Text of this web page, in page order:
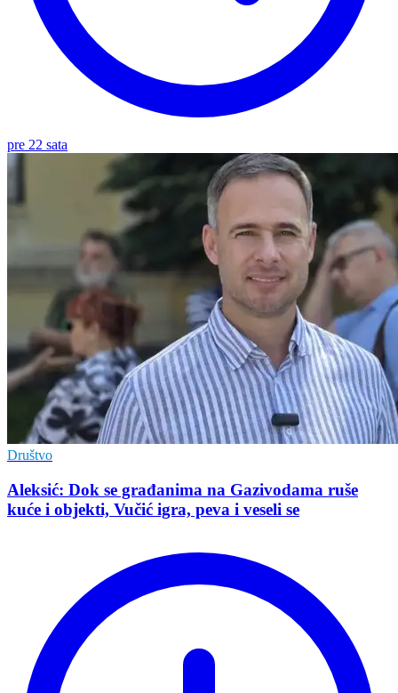
pre 22 sata
Društvo
Aleksić: Dok se građanima na Gazivodama ruše
kuće i objekti, Vučić igra, peva i veseli se